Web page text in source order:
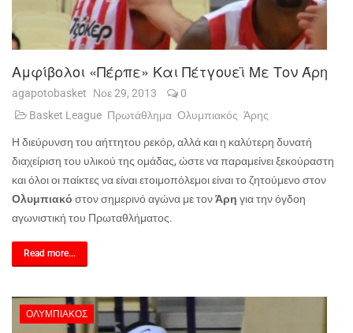
Αμφίβολοι «Πέρπε» Και Πέτγουεϊ Με Τον Άρη
agapotobasket Νοε 29, 2013
0
Basket League Πρωτάθλημα Ολυμπιακός Άρης
Η διεύρυνση του αήττητου ρεκόρ, αλλά και η καλύτερη δυνατή
διαχείριση του υλικού της ομάδας, ώστε να παραμείνει ξεκούραστη
και όλοι οι παίκτες να είναι ετοιμοπόλεμοι είναι το ζητούμενο στον
Ολυμπιακό στον σημερινό αγώνα με τονΆρη για την όγδοη
αγωνιστική του Πρωταθλήματος.
Read more...
ΟΛΥΜΠΙΑΚΌΣ